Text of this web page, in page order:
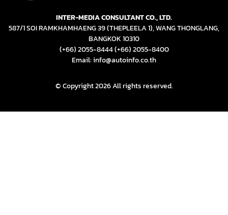
INTER-MEDIA CONSULTANT CO., LTD.
587/1 SOI RAMKHAMHAENG 39 (THEPLEELA 1), WANG THONGLANG,
BANGKOK 10310
(+66) 2055-8444(+66) 2055-8400
Email: info@autoinfo.co.th
© Copyright 2026 All rights reserved.